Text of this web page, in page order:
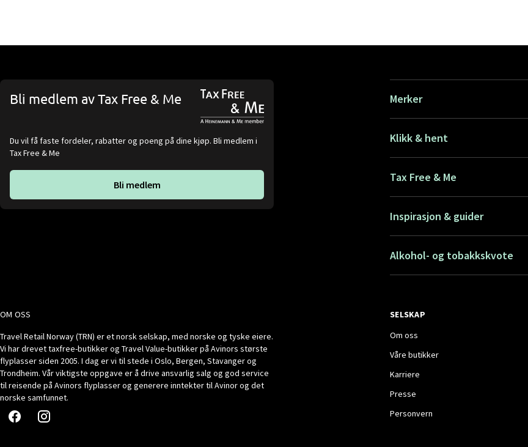
Bli medlem av Tax Free & Me
Du vil få faste fordeler, rabatter og poeng på dine kjøp. Bli medlem i
Tax Free & Me
Bli medlem
Merker
Klikk & hent
Tax Free & Me
Inspirasjon & guider
Alkohol- og tobakkskvote
OM OSS
Travel Retail Norway (TRN) er et norsk selskap, med norske og tyske eiere.
Vi har drevet taxfree-butikker og Travel Value-butikker på Avinors største
flyplasser siden 2005. I dag er vi til stede i Oslo, Bergen, Stavanger og
Trondheim. Vår viktigste oppgave er å drive ansvarlig salg og god service
til reisende på Avinors flyplasser og generere inntekter til Avinor og det
norske samfunnet.
SELSKAP
Om oss
Våre butikker
Karriere
Presse
Personvern